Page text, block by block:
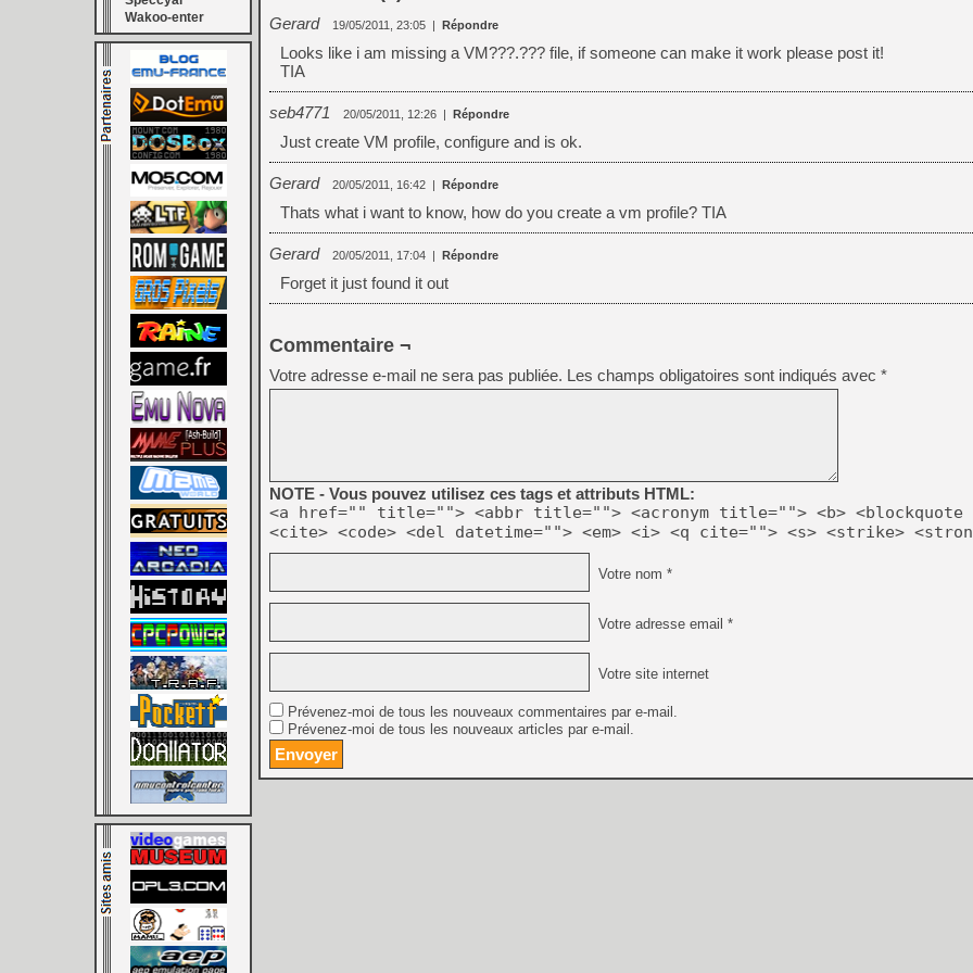
[LS] [PS5] Le WebKit
Wakoo-enter
Gerard 19/05/2011, 23:05 | Répondre
Looks like i am missing a VM???.??? file, if someone can make it work please post it!
TIA
seb4771 20/05/2011, 12:26 | Répondre
Just create VM profile, configure and is ok.
Gerard 20/05/2011, 16:42 | Répondre
Thats what i want to know, how do you create a vm profile? TIA
Gerard 20/05/2011, 17:04 | Répondre
Forget it just found it out
Commentaire ¬
Votre adresse e-mail ne sera pas publiée. Les champs obligatoires sont indiqués avec *
NOTE - Vous pouvez utilisez ces tags et attributs HTML:
<a href="" title=""> <abbr title=""> <acronym title=""> <b> <blockquote
<cite> <code> <del datetime=""> <em> <i> <q cite=""> <s> <strike>
Votre nom *
Votre adresse email *
Votre site internet
Prévenez-moi de tous les nouveaux commentaires par e-mail.
Prévenez-moi de tous les nouveaux articles par e-mail.